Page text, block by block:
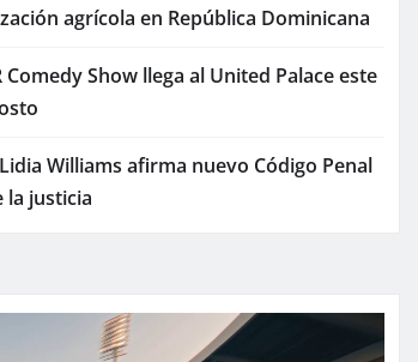
agrícola en República Dominicana
Comedy Show llega al United Palace este
Williams afirma nuevo Código Penal
la justicia